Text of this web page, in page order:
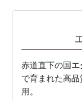
赤道直下の国エ
で育まれた高
用。